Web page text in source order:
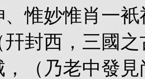
惟妙惟肖一
幵封西，三國
（乃老中發